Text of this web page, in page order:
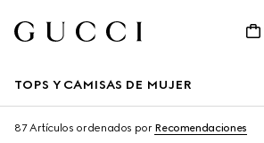
TOPS Y CAMISAS DE MUJER
87 Artículos ordenados por Recomendaciones